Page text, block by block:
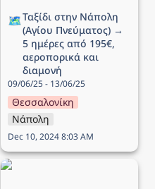
🗺️Ταξίδι στην Νάπολη
(Αγίου Πνεύματος) →
5 ημέρες από 195€,
αεροπορικά και
διαμονή
09/06/25 - 13/06/25
Θεσσαλονίκη
Νάπολη
Dec 10, 2024 8:03 AM
Ταξίδι στην Ισλανδία → 7